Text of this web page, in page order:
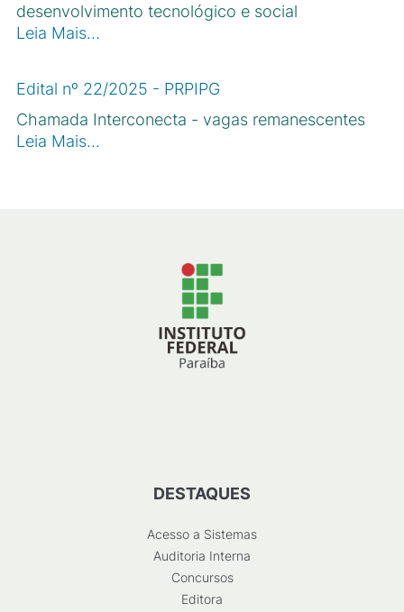
desenvolvimento tecnológico e social
Leia Mais…
Edital nº 22/2025 - PRPIPG
Chamada Interconecta - vagas remanescentes
Leia Mais…
DESTAQUES
Acesso a Sistemas
Auditoria Interna
Concursos
Editora